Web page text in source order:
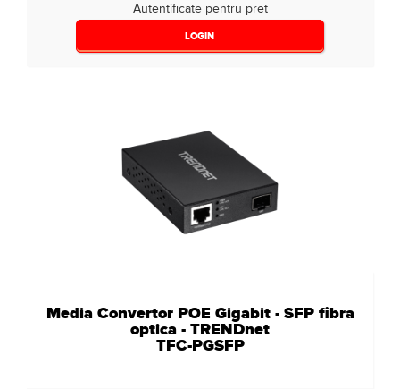
Autentificate pentru pret
LOGIN
Media Convertor POE Gigabit - SFP fibra
optica - TRENDnet
TFC-PGSFP